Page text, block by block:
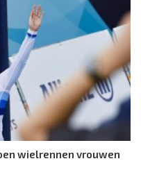
wielrennen vrouwen